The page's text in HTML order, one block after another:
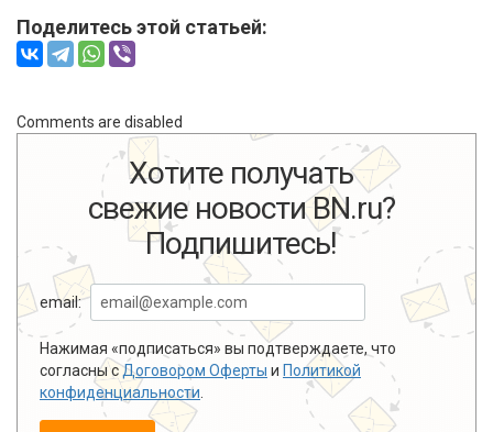
Поделитесь этой статьей:
Comments are disabled
Хотите получать
свежие новости BN.ru?
Подпишитесь!
email:
Нажимая «подписаться» вы подтверждаете, что
согласны сДоговором Оферты и Политикой
конфиденциальности